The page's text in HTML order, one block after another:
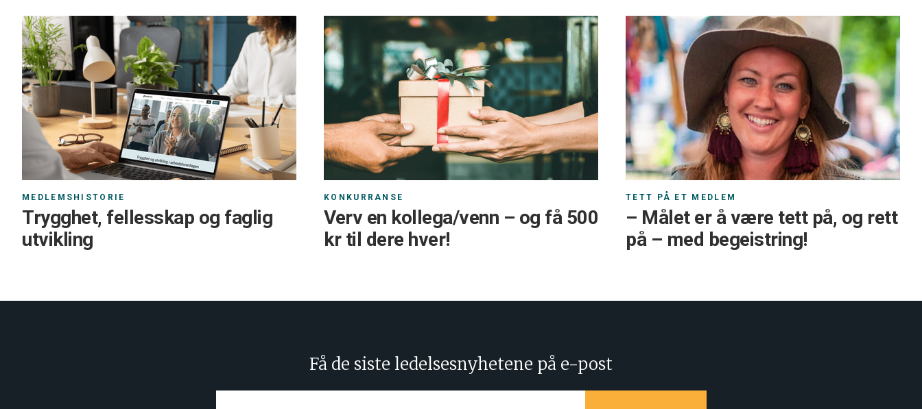
MEDLEMSHISTORIE
Trygghet, fellesskap og faglig
utvikling
KONKURRANSE
Verv en kollega/venn – og få 500
kr til dere hver!
TETT PÅ ET MEDLEM
– Målet er å være tett på, og rett
på – med begeistring!
Få de siste ledelsesnyhetene på e-post